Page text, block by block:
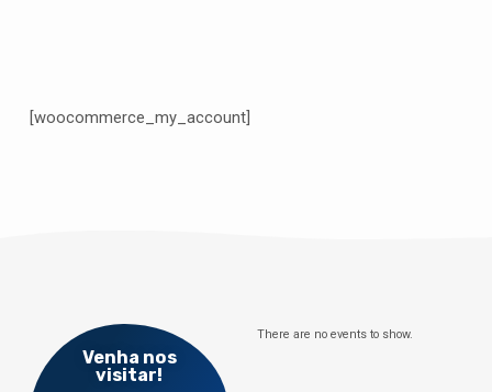
[woocommerce_my_account]
Venha nos
visitar!
There are no events to show.